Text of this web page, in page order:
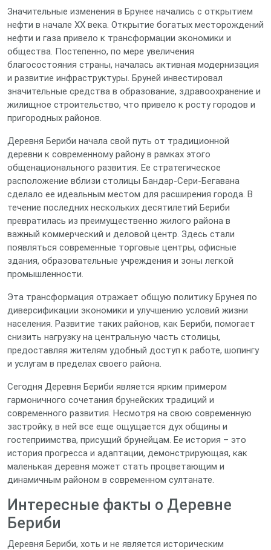
Значительные изменения в Брунее начались с открытием
нефти в начале XX века. Открытие богатых месторождений
нефти и газа привело к трансформации экономики и
общества. Постепенно, по мере увеличения
благосостояния страны, началась активная модернизация
и развитие инфраструктуры. Бруней инвестировал
значительные средства в образование, здравоохранение и
жилищное строительство, что привело к росту городов и
пригородных районов.
Деревня Бериби начала свой путь от традиционной
деревни к современному району в рамках этого
общенационального развития. Ее стратегическое
расположение вблизи столицы Бандар-Сери-Бегавана
сделало ее идеальным местом для расширения города. В
течение последних нескольких десятилетий Бериби
превратилась из преимущественно жилого района в
важный коммерческий и деловой центр. Здесь стали
появляться современные торговые центры, офисные
здания, образовательные учреждения и зоны легкой
промышленности.
Эта трансформация отражает общую политику Брунея по
диверсификации экономики и улучшению условий жизни
населения. Развитие таких районов, как Бериби, помогает
снизить нагрузку на центральную часть столицы,
предоставляя жителям удобный доступ к работе, шопингу
и услугам в пределах своего района.
Сегодня Деревня Бериби является ярким примером
гармоничного сочетания брунейских традиций и
современного развития. Несмотря на свою современную
застройку, в ней все еще ощущается дух общины и
гостеприимства, присущий брунейцам. Ее история – это
история прогресса и адаптации, демонстрирующая, как
маленькая деревня может стать процветающим и
динамичным районом в современном султанате.
Интересные факты о Деревне
Бериби
Деревня Бериби, хоть и не является историческим